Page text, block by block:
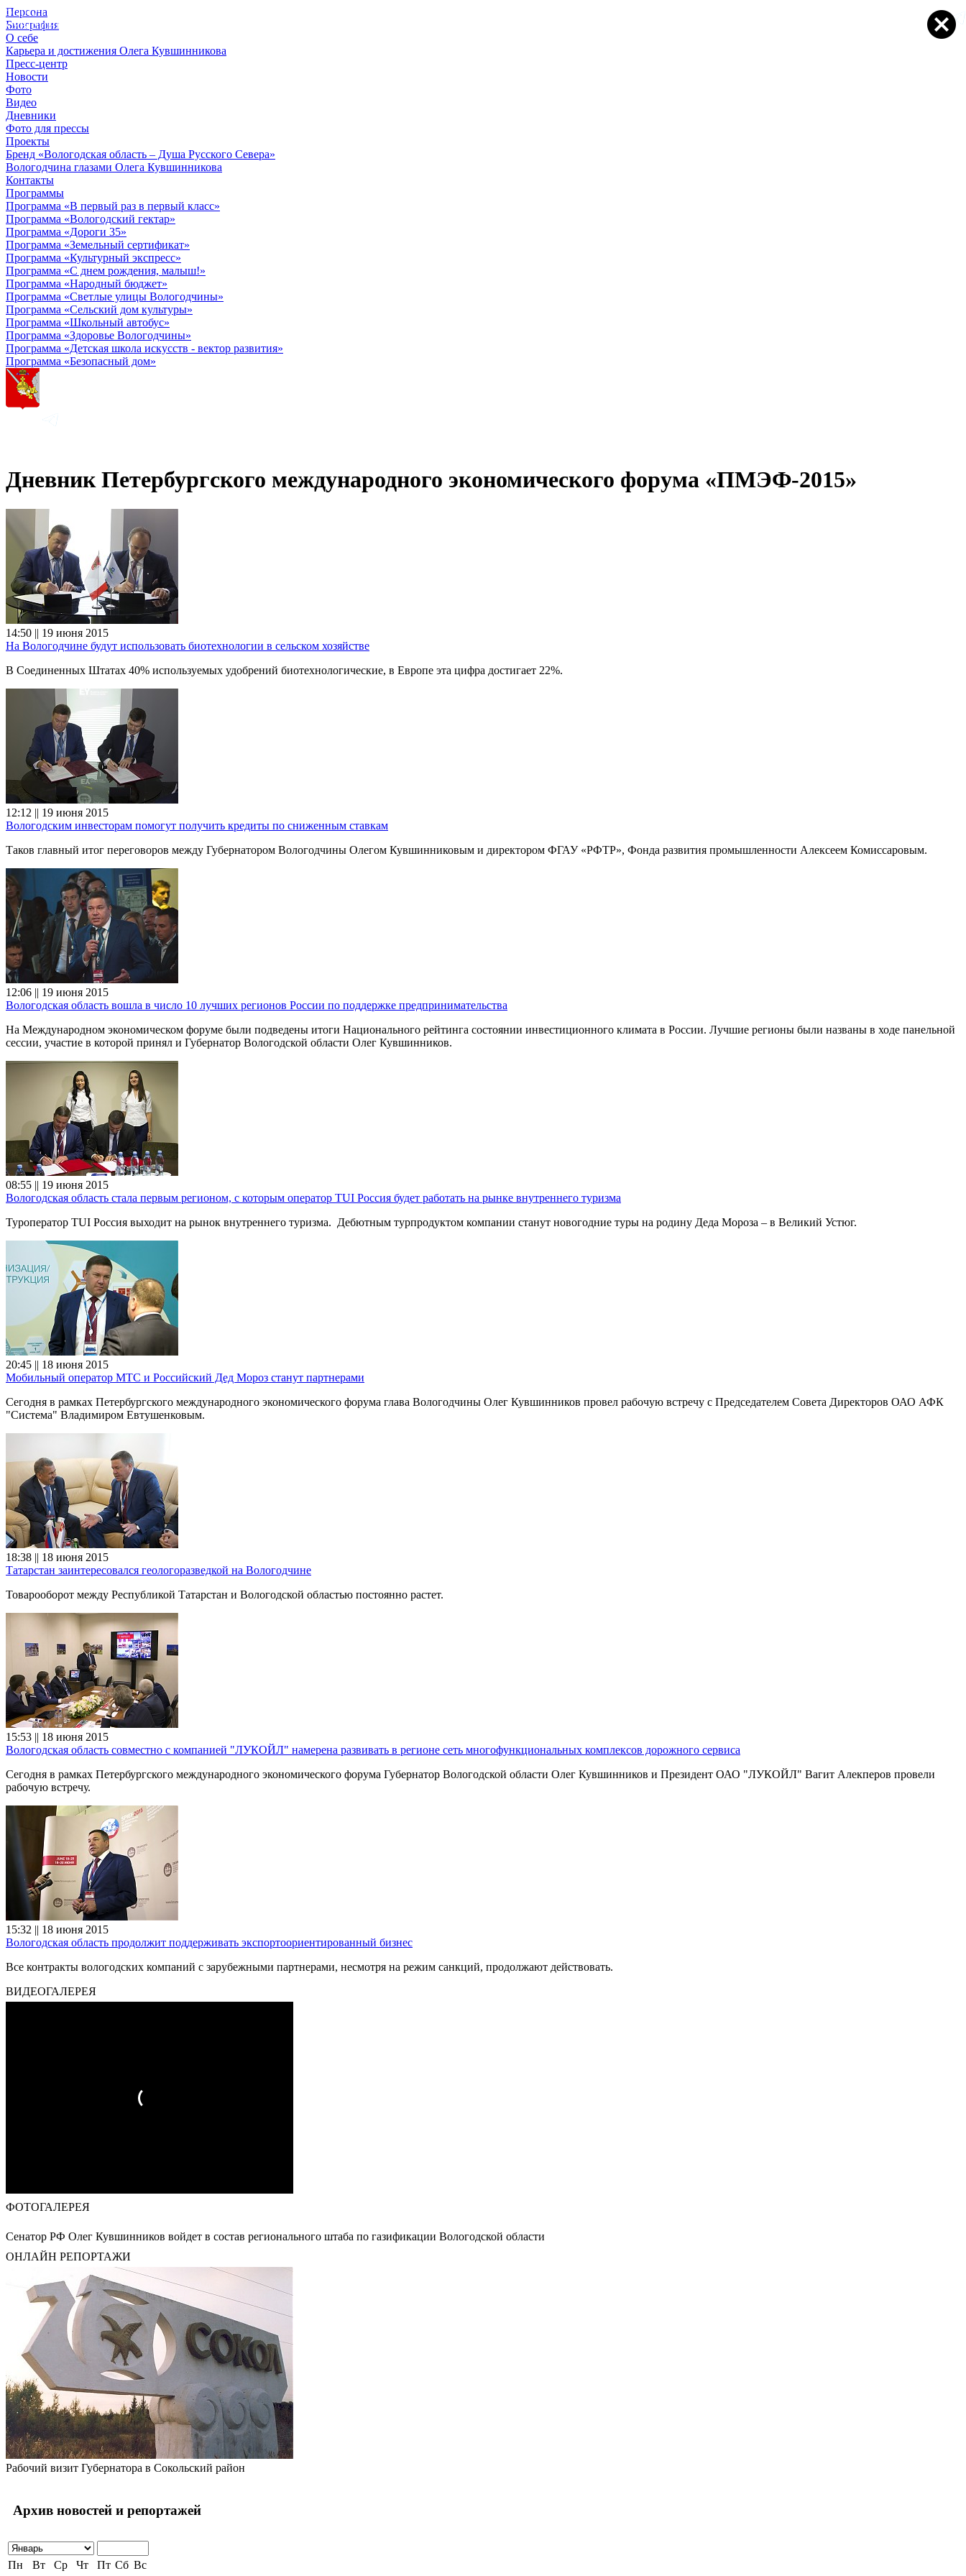
Персона
Биография
О себе
Карьера и достижения Олега Кувшинникова
Пресс-центр
Новости
Фото
Видео
Дневники
Фото для прессы
Проекты
Бренд «Вологодская область – Душа Русского Севера»
Вологодчина глазами Олега Кувшинникова
Контакты
Программы
Программа «В первый раз в первый класс»
Программа «Вологодский гектар»
Программа «Дороги 35»
Программа «Земельный сертификат»
Программа «Культурный экспресс»
Программа «С днем рождения, малыш!»
Программа «Народный бюджет»
Программа «Светлые улицы Вологодчины»
Программа «Сельский дом культуры»
Программа «Школьный автобус»
Программа «Здоровье Вологодчины»
Программа «Детская школа искусств - вектор развития»
Программа «Безопасный дом»
Дневник Петербургского международного экономического форума «ПМЭФ-2015»
14:50 || 19 июня 2015
На Вологодчине будут использовать биотехнологии в сельском хозяйстве
В Соединенных Штатах 40% используемых удобрений биотехнологические, в Европе эта цифра достигает 22%.
12:12 || 19 июня 2015
Вологодским инвесторам помогут получить кредиты по сниженным ставкам
Таков главный итог переговоров между Губернатором Вологодчины Олегом Кувшинниковым и директором ФГАУ «РФТР», Фонда развития промышленности Алексеем Комиссаровым.
12:06 || 19 июня 2015
Вологодская область вошла в число 10 лучших регионов России по поддержке предпринимательства
На Международном экономическом форуме были подведены итоги Национального рейтинга состоянии инвестиционного климата в России. Лучшие регионы были названы в ходе панельной
сессии, участие в которой принял и Губернатор Вологодской области Олег Кувшинников.
08:55 || 19 июня 2015
Вологодская область стала первым регионом, с которым оператор TUI Россия будет работать на рынке внутреннего туризма
Туроператор TUI Россия выходит на рынок внутреннего туризма. Дебютным турпродуктом компании станут новогодние туры на родину Деда Мороза – в Великий Устюг.
20:45 || 18 июня 2015
Мобильный оператор МТС и Российский Дед Мороз станут партнерами
Сегодня в рамках Петербургского международного экономического форума глава Вологодчины Олег Кувшинников провел рабочую встречу с Председателем Совета Директоров ОАО АФК
"Система" Владимиром Евтушенковым.
18:38 || 18 июня 2015
Татарстан заинтересовался геологоразведкой на Вологодчине
Товарооборот между Республикой Татарстан и Вологодской областью постоянно растет.
15:53 || 18 июня 2015
Вологодская область совместно с компанией "ЛУКОЙЛ" намерена развивать в регионе сеть многофункциональных комплексов дорожного сервиса
Сегодня в рамках Петербургского международного экономического форума Губернатор Вологодской области Олег Кувшинников и Президент ОАО "ЛУКОЙЛ" Вагит Алекперов провели
рабочую встречу.
15:32 || 18 июня 2015
Вологодская область продолжит поддерживать экспортоориентированный бизнес
Все контракты вологодских компаний с зарубежными партнерами, несмотря на режим санкций, продолжают действовать.
ВИДЕОГАЛЕРЕЯ
ФОТОГАЛЕРЕЯ
Сенатор РФ Олег Кувшинников войдет в состав регионального штаба по газификации Вологодской области
ОНЛАЙН РЕПОРТАЖИ
Рабочий визит Губернатора в Сокольский район
Архив новостей и репортажей
Пн Вт Ср Чт Пт Сб Вс
© 2012 - 2023,
КУВШИННИКОВ О.А.